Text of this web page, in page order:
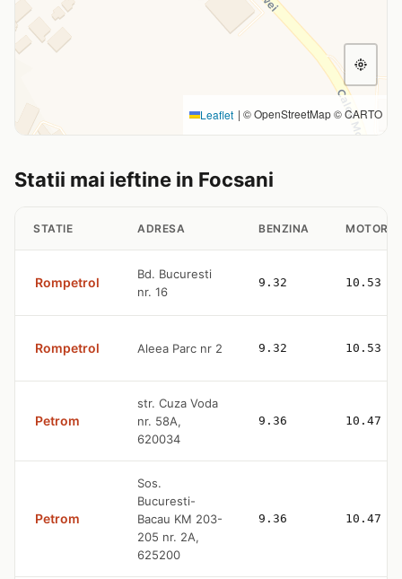
Leaflet | © OpenStreetMap © CARTO
Statii mai ieftine in Focsani
STATIE ADRESA BENZINA
Rompetrol
Bd. Bucuresti
nr. 16
9.32 10.53
Rompetrol Aleea Parc nr 2 9.32 10.53
Petrom
str. Cuza Voda
nr. 58A,
620034
9.36 10.47
Petrom
Sos.
Bucuresti-
Bacau KM 203-
205 nr. 2A,
625200
9.36 10.47